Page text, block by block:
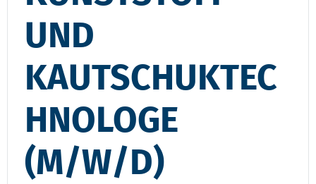
UND
KAUTSCHUKTEC
HNOLOGE
(M/W/D)